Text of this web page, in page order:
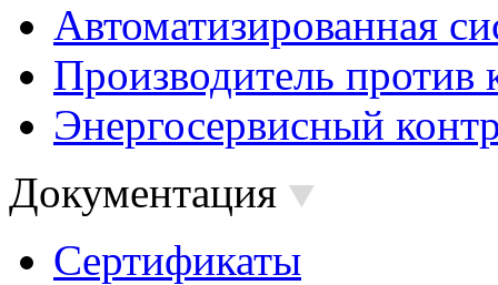
Автоматизированная
Производитель против
Энергосервисный
Документация
Сертификаты